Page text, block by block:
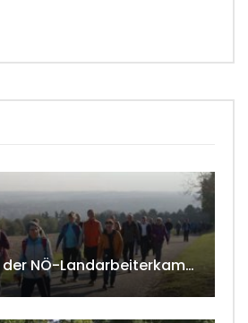
Wandertag der NÖ-Landarbeiterkammer in Hollabrunn 2024